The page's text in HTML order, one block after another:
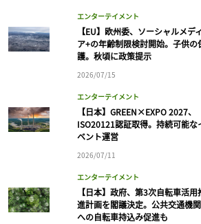
エンターテイメント
【EU】欧州委、ソーシャルメディ
ア+の年齢制限検討開始。子供の
護。秋頃に政策提示
2026/07/15
エンターテイメント
【日本】GREEN×EXPO 2027、
ISO20121認証取得。持続可能な
ベント運営
2026/07/11
エンターテイメント
【日本】政府、第3次自転車活用
進計画を閣議決定。公共交通機関
への自転車持込み促進も